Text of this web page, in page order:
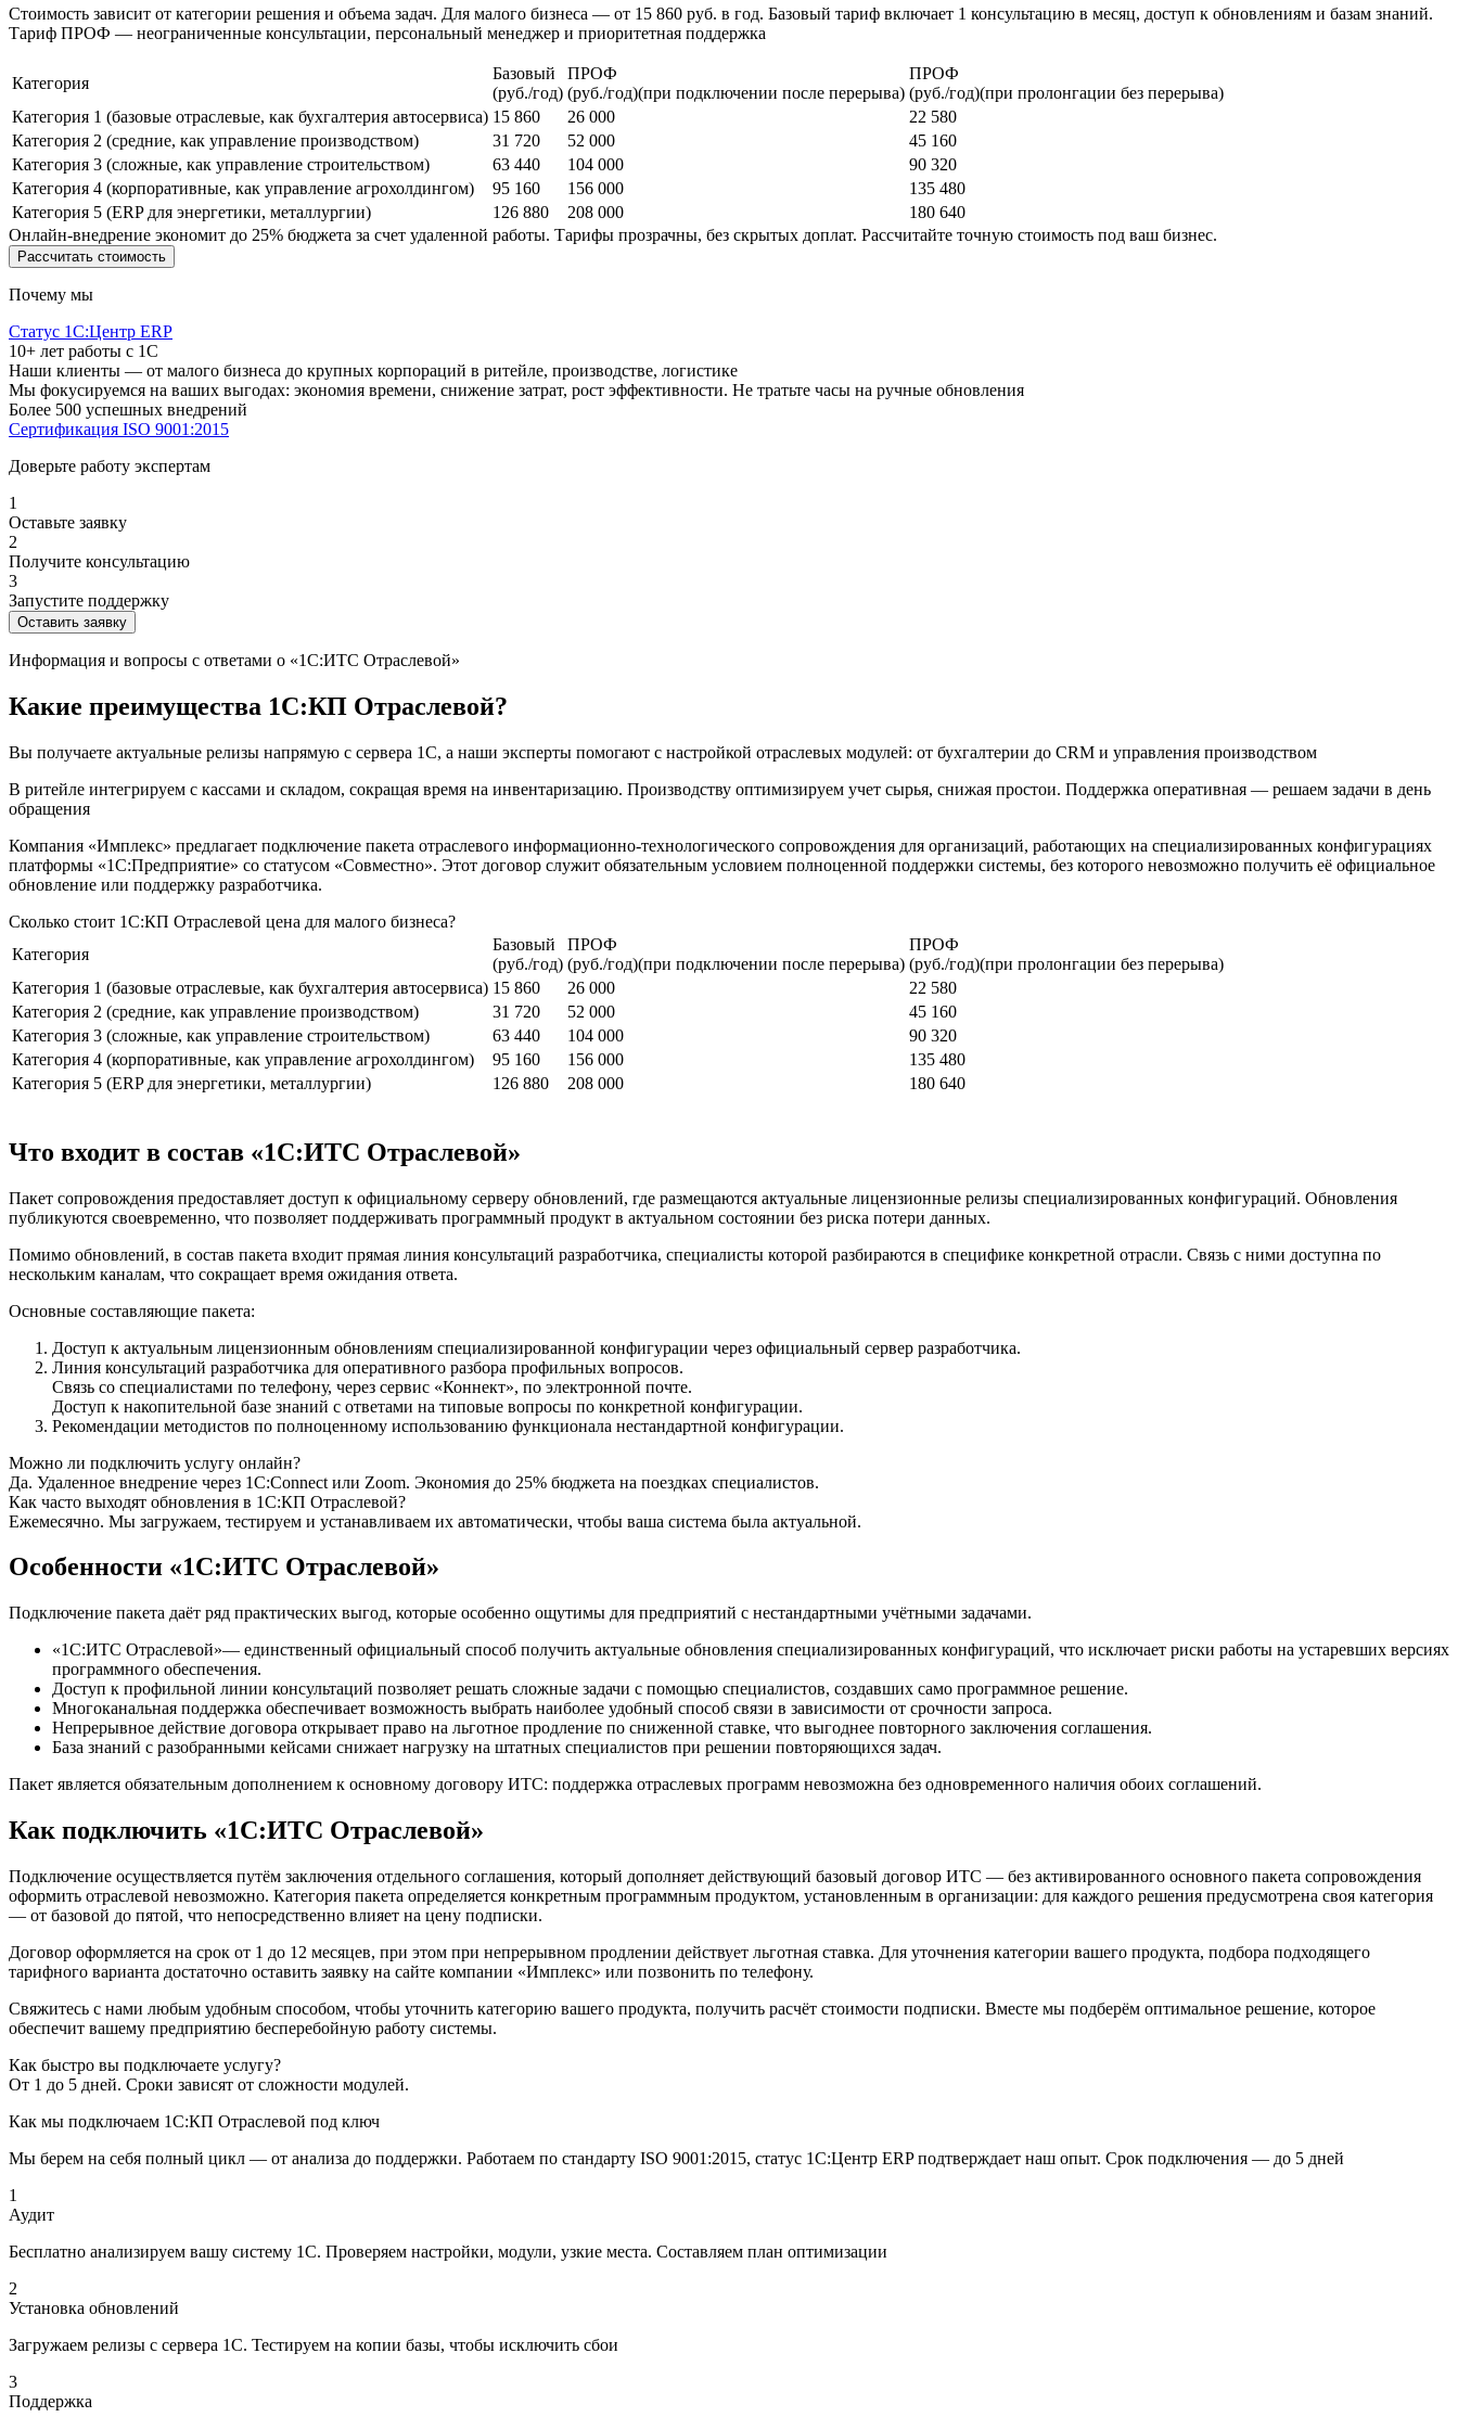
Стоимость зависит от категории решения и объема задач. Для малого бизнеса — от 15 860 руб. в год. Базовый тариф включает 1 консультацию в месяц, доступ к обновлениям и базам знаний.
Тариф ПРОФ — неограниченные консультации, персональный менеджер и приоритетная поддержка
Категория
Базовый
(руб./год)
ПРОФ
(руб./год)(при подключении после перерыва)
ПРОФ
(руб./год)(при пролонгации без перерыва)
Категория 1 (базовые отраслевые, как бухгалтерия автосервиса) 15 860 26 000
22 580
Категория 2 (средние, как управление производством)
31 720 52 000
45 160
Категория 3 (сложные, как управление строительством)
63 440 104 000
90 320
Категория 4 (корпоративные, как управление агрохолдингом)
95 160 156 000
135 480
Категория 5 (ERP для энергетики, металлургии)
126 880 208 000
180 640
Онлайн-внедрение экономит до 25% бюджета за счет удаленной работы. Тарифы прозрачны, без скрытых доплат. Рассчитайте точную стоимость под ваш бизнес.
Рассчитать стоимость
Почему мы
Статус 1С:Центр ERP
10+ лет работы с 1С
Наши клиенты — от малого бизнеса до крупных корпораций в ритейле, производстве, логистике
Мы фокусируемся на ваших выгодах: экономия времени, снижение затрат, рост эффективности. Не тратьте часы на ручные обновления
Более 500 успешных внедрений
Сертификация ISO 9001:2015
Доверьте работу экспертам
1
Оставьте заявку
2
Получите консультацию
3
Запустите поддержку
Оставить заявку
Информация и вопросы с ответами о «1С:ИТС Отраслевой»
Какие преимущества 1С:КП Отраслевой?
Вы получаете актуальные релизы напрямую с сервера 1С, а наши эксперты помогают с настройкой отраслевых модулей: от бухгалтерии до CRM и управления производством
В ритейле интегрируем с кассами и складом, сокращая время на инвентаризацию. Производству оптимизируем учет сырья, снижая простои. Поддержка оперативная — решаем задачи в день
обращения
Компания «Имплекс» предлагает подключение пакета отраслевого информационно-технологического сопровождения для организаций, работающих на специализированных конфигурациях
платформы «1С:Предприятие» со статусом «Совместно». Этот договор служит обязательным условием полноценной поддержки системы, без которого невозможно получить её официальное
обновление или поддержку разработчика.
Сколько стоит 1С:КП Отраслевой цена для малого бизнеса?
Категория
Базовый
(руб./год)
ПРОФ
(руб./год)(при подключении после перерыва)
ПРОФ
(руб./год)(при пролонгации без перерыва)
Категория 1 (базовые отраслевые, как бухгалтерия автосервиса) 15 860 26 000
22 580
Категория 2 (средние, как управление производством)
31 720 52 000
45 160
Категория 3 (сложные, как управление строительством)
63 440 104 000
90 320
Категория 4 (корпоративные, как управление агрохолдингом)
95 160 156 000
135 480
Категория 5 (ERP для энергетики, металлургии)
126 880 208 000 180 640
Что входит в состав «1С:ИТС Отраслевой»
Пакет сопровождения предоставляет доступ к официальному серверу обновлений, где размещаются актуальные лицензионные релизы специализированных конфигураций. Обновления
публикуются своевременно, что позволяет поддерживать программный продукт в актуальном состоянии без риска потери данных.
Помимо обновлений, в состав пакета входит прямая линия консультаций разработчика, специалисты которой разбираются в специфике конкретной отрасли. Связь с ними доступна по
нескольким каналам, что сокращает время ожидания ответа.
Основные составляющие пакета:
Доступ к актуальным лицензионным обновлениям специализированной конфигурации через официальный сервер разработчика.
Линия консультаций разработчика для оперативного разбора профильных вопросов.
Связь со специалистами по телефону, через сервис «Коннект», по электронной почте.
Доступ к накопительной базе знаний с ответами на типовые вопросы по конкретной конфигурации.
Рекомендации методистов по полноценному использованию функционала нестандартной конфигурации.
Можно ли подключить услугу онлайн?
Да. Удаленное внедрение через 1С:Connect или Zoom. Экономия до 25% бюджета на поездках специалистов.
Как часто выходят обновления в 1С:КП Отраслевой?
Ежемесячно. Мы загружаем, тестируем и устанавливаем их автоматически, чтобы ваша система была актуальной.
Особенности «1С:ИТС Отраслевой»
Подключение пакета даёт ряд практических выгод, которые особенно ощутимы для предприятий с нестандартными учётными задачами.
«1С:ИТС Отраслевой»— единственный официальный способ получить актуальные обновления специализированных конфигураций, что исключает риски работы на устаревших версиях
программного обеспечения.
Доступ к профильной линии консультаций позволяет решать сложные задачи с помощью специалистов, создавших само программное решение.
Многоканальная поддержка обеспечивает возможность выбрать наиболее удобный способ связи в зависимости от срочности запроса.
Непрерывное действие договора открывает право на льготное продление по сниженной ставке, что выгоднее повторного заключения соглашения.
База знаний с разобранными кейсами снижает нагрузку на штатных специалистов при решении повторяющихся задач.
Пакет является обязательным дополнением к основному договору ИТС: поддержка отраслевых программ невозможна без одновременного наличия обоих соглашений.
Как подключить «1С:ИТС Отраслевой»
Подключение осуществляется путём заключения отдельного соглашения, который дополняет действующий базовый договор ИТС — без активированного основного пакета сопровождения
оформить отраслевой невозможно. Категория пакета определяется конкретным программным продуктом, установленным в организации: для каждого решения предусмотрена своя категория
— от базовой до пятой, что непосредственно влияет на цену подписки.
Договор оформляется на срок от 1 до 12 месяцев, при этом при непрерывном продлении действует льготная ставка. Для уточнения категории вашего продукта, подбора подходящего
тарифного варианта достаточно оставить заявку на сайте компании «Имплекс» или позвонить по телефону.
Свяжитесь с нами любым удобным способом, чтобы уточнить категорию вашего продукта, получить расчёт стоимости подписки. Вместе мы подберём оптимальное решение, которое
обеспечит вашему предприятию бесперебойную работу системы.
Как быстро вы подключаете услугу?
От 1 до 5 дней. Сроки зависят от сложности модулей.
Как мы подключаем 1С:КП Отраслевой под ключ
Мы берем на себя полный цикл — от анализа до поддержки. Работаем по стандарту ISO 9001:2015, статус 1С:Центр ERP подтверждает наш опыт. Срок подключения — до 5 дней
1
Аудит
Бесплатно анализируем вашу систему 1С. Проверяем настройки, модули, узкие места. Составляем план оптимизации
2
Установка обновлений
Загружаем релизы с сервера 1С. Тестируем на копии базы, чтобы исключить сбои
3
Поддержка